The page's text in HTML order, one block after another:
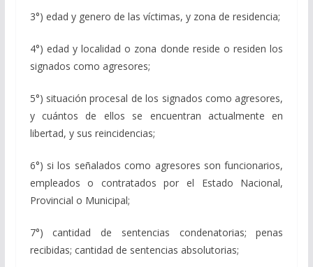
3°) edad y genero de las víctimas, y zona de residencia;
4°) edad y localidad o zona donde reside o residen los
signados como agresores;
5°) situación procesal de los signados como agresores,
y cuántos de ellos se encuentran actualmente en
libertad, y sus reincidencias;
6°) si los señalados como agresores son funcionarios,
empleados o contratados por el Estado Nacional,
Provincial o Municipal;
7°) cantidad de sentencias condenatorias; penas
recibidas; cantidad de sentencias absolutorias;